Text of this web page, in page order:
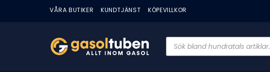
VÅRA BUTIKER KUNDTJÄNST KÖPEVILLKOR